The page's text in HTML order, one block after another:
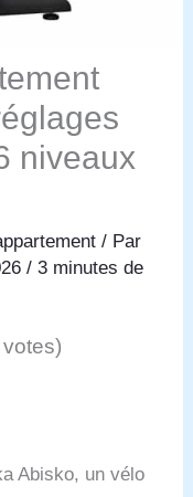
niveaux
/ Par
/3 minutes de
Abisko, un vélo